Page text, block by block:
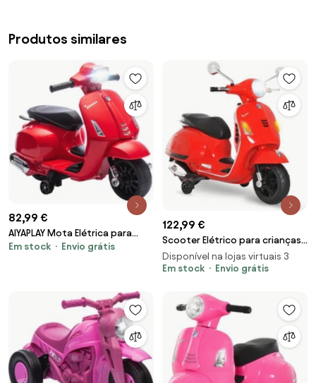
Produtos similares
82,99 €
AIYAPLAY Mota Elétrica para
Crianças 6V com Licença Vespa
cm Vermelho | Aosom Portugal
Em stock Envio grátis
122,99 €
Scooter Elétrico para crianças
com USB MP3 Luz para Crianças
de a part
Disponível na lojas virtuais 3
Em stock
Envio grátis